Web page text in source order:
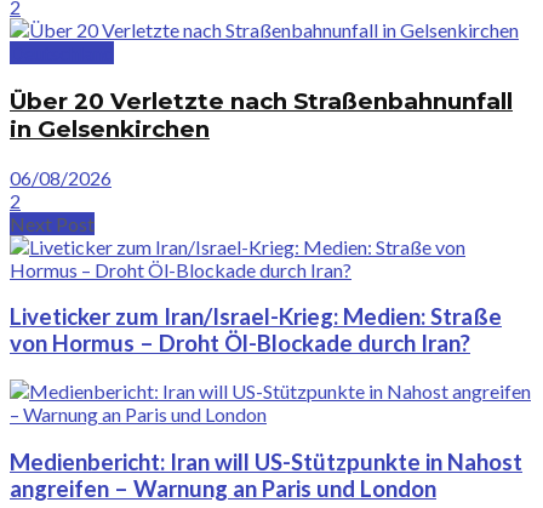
2
Über 20 Verletzte nach Straßenbahnunfall
in Gelsenkirchen
06/08/2026
2
Next Post
Liveticker zum Iran/Israel-Krieg: Medien: Straße
von Hormus – Droht Öl-Blockade durch Iran?
Medienbericht: Iran will US-Stützpunkte in Nahost
angreifen – Warnung an Paris und London